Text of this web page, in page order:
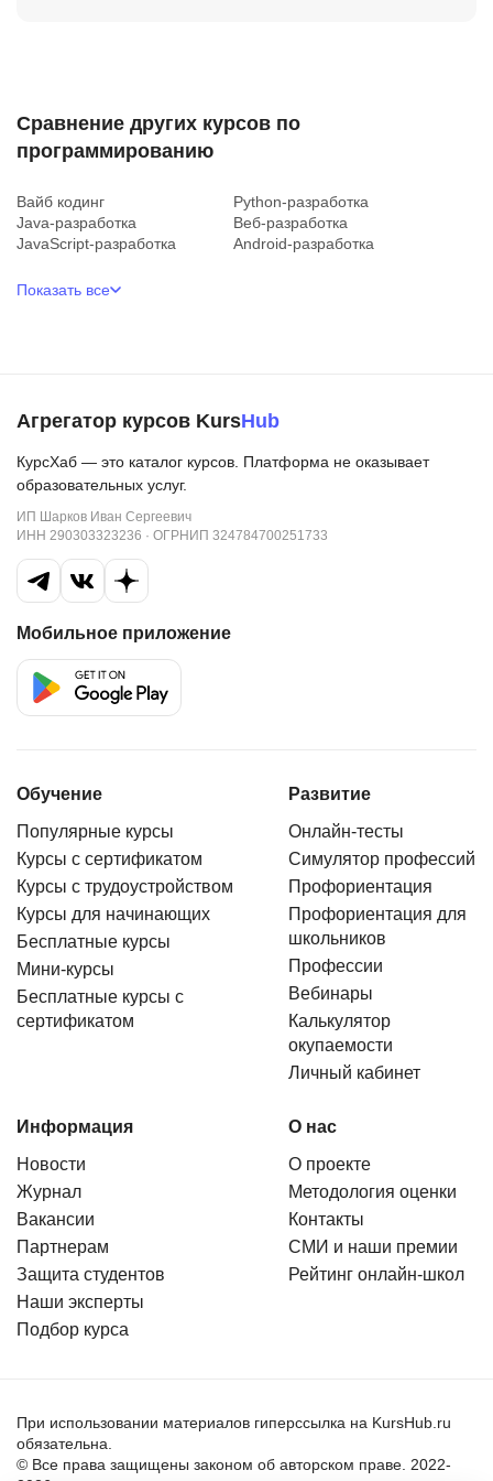
Сравнение других курсов по
программированию
Вайб кодинг
Python-разработка
Java-разработка
Веб-разработка
JavaScript-разработка
Android-разработка
Показать все
Агрегатор курсов KursHub
КурсХаб — это каталог курсов. Платформа не оказывает
образовательных услуг.
ИП Шарков Иван Сергеевич
ИНН 290303323236 · ОГРНИП 324784700251733
Мобильное приложение
Обучение
Популярные курсы
Курсы с сертификатом
Курсы с трудоустройством
Курсы для начинающих
Бесплатные курсы
Мини-курсы
Бесплатные курсы с
сертификатом
Развитие
Онлайн-тесты
Симулятор профессий
Профориентация
Профориентация для
школьников
Профессии
Вебинары
Калькулятор
окупаемости
Личный кабинет
Информация
Новости
Журнал
Вакансии
Партнерам
Защита студентов
Наши эксперты
Подбор курса
О нас
О проекте
Методология оценки
Контакты
СМИ и наши премии
Рейтинг онлайн-школ
При использовании материалов гиперссылка на KursHub.ru
обязательна.
© Все права защищены законом об авторском праве. 2022-